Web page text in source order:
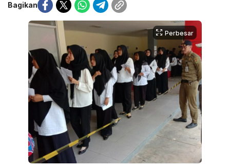
Bagikan
Perbesar